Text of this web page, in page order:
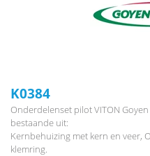
K0384
Onderdelenset pilot VITON
bestaande uit:
Kernbehuizing met kern en veer,
klemring.